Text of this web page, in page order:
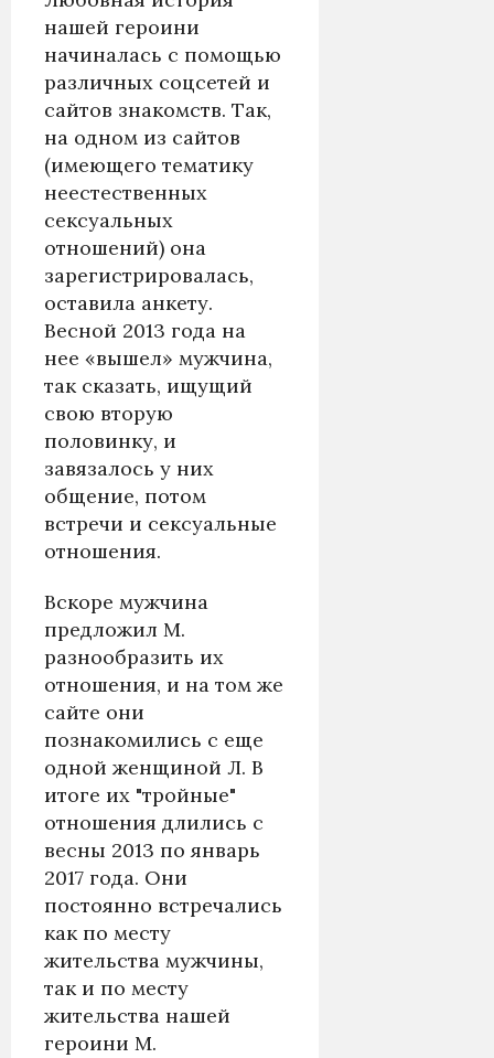
нашей героини
начиналась с помощью
различных соцсетей и
сайтов знакомств. Так,
на одном из сайтов
(имеющего тематику
неестественных
сексуальных
отношений) она
зарегистрировалась,
оставила анкету.
Весной 2013 года на
нее «вышел» мужчина,
так сказать, ищущий
свою вторую
половинку, и
завязалось у них
общение, потом
встречи и сексуальные
отношения.
Вскоре мужчина
предложил М.
разнообразить их
отношения, и на том же
сайте они
познакомились с еще
одной женщиной Л. В
итоге их "тройные"
отношения длились с
весны 2013 по январь
2017 года. Они
постоянно встречались
как по месту
жительства мужчины,
так и по месту
жительства нашей
героини М.